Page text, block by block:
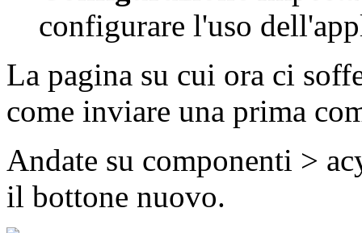
configurare l'uso
La pagina su cui ora ci
come inviare una prima
Andate su componenti >
il bottone nuovo.